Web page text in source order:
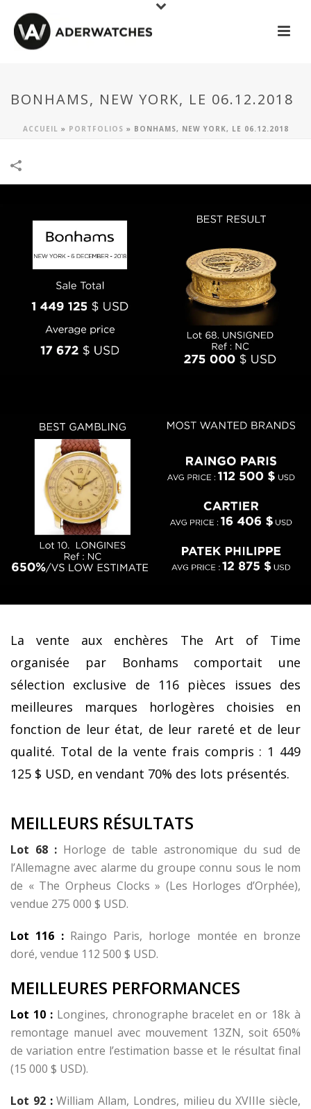
BONHAMS, NEW YORK, LE 06.12.2018
ACCUEIL » PORTFOLIOS » BONHAMS, NEW YORK, LE 06.12.2018
La vente aux enchères The Art of Time
organisée par Bonhams comportait une
sélection exclusive de 116 pièces issues des
meilleures marques horlogères choisies en
fonction de leur état, de leur rareté et de leur
qualité. Total de la vente frais compris : 1 449
125 $ USD, en vendant 70% des lots présentés.
MEILLEURS RÉSULTATS
Lot 68 : Horloge de table astronomique du sud de
l’Allemagne avec alarme du groupe connu sous le nom
de « The Orpheus Clocks » (Les Horloges d’Orphée),
vendue 275 000 $ USD.
Lot 116 :Raingo Paris, horloge montée en bronze
doré, vendue 112 500 $ USD.
MEILLEURES PERFORMANCES
Lot 10 :Longines, chronographe bracelet en or 18k à
remontage manuel avec mouvement 13ZN, soit 650%
de variation entre l’estimation basse et le résultat final
(15 000 $ USD).
Lot 92 :William Allam, Londres, milieu du XVIIIe siècle,